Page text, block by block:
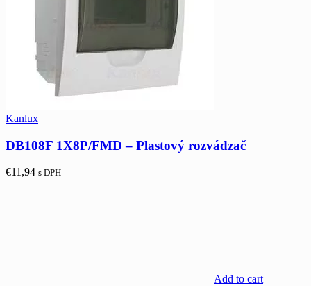
Kanlux
DB108F 1X8P/FMD – Plastový rozvádzač
€11,94 s DPH
Add to cart